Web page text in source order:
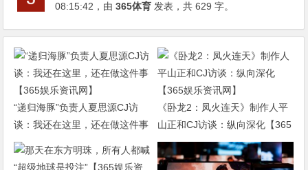
08:15:42 ，由365体育 发表，共 629 字。
“递归海豚”负责人夏思源CJ访
谈：我还在这里，还在做这件事
【365娱乐资讯网】
《卧龙2：凤火连天》制作人平
山正和CJ访谈：纵向深化【365
娱乐资讯网】